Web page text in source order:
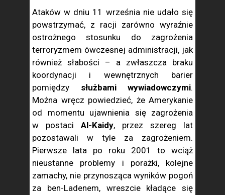
Ataków w dniu 11 września nie udało się
powstrzymać, z racji zarówno wyraźnie
ostrożnego stosunku do zagrożenia
terroryzmem ówczesnej administracji, jak
również słabości – a zwłaszcza braku
koordynacji i wewnętrznych barier
pomiędzy służbami wywiadowczymi.
Można wręcz powiedzieć, że Amerykanie
od momentu ujawnienia się zagrożenia
w postaci Al-Kaidy, przez szereg lat
pozostawali w tyle za zagrożeniem.
Pierwsze lata po roku 2001 to wciąż
nieustanne problemy i porażki, kolejne
zamachy, nie przynosząca wyników pogoń
za ben-Ladenem, wreszcie kładące się